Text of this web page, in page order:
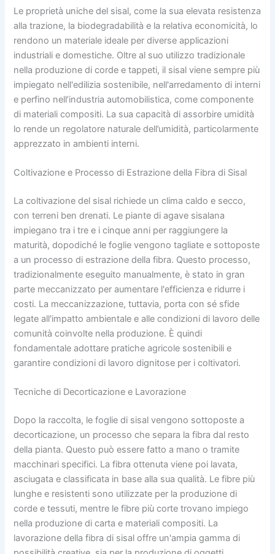
Le proprietà uniche del sisal, come la sua elevata resistenza
alla trazione, la biodegradabilità e la relativa economicità, lo
rendono un materiale ideale per diverse applicazioni
industriali e domestiche. Oltre al suo utilizzo tradizionale
nella produzione di corde e tappeti, il sisal viene sempre più
impiegato nell'edilizia sostenibile, nell'arredamento di interni
e perfino nell’industria automobilistica, come componente
di materiali compositi. La sua capacità di assorbire umidità
lo rende un regolatore naturale dell’umidità, particolarmente
apprezzato in ambienti interni.
Coltivazione e Processo di Estrazione della Fibra di Sisal
La coltivazione del sisal richiede un clima caldo e secco,
con terreni ben drenati. Le piante di agave sisalana
impiegano tra i tre e i cinque anni per raggiungere la
maturità, dopodiché le foglie vengono tagliate e sottoposte
a un processo di estrazione della fibra. Questo processo,
tradizionalmente eseguito manualmente, è stato in gran
parte meccanizzato per aumentare l'efficienza e ridurre i
costi. La meccanizzazione, tuttavia, porta con sé sfide
legate all'impatto ambientale e alle condizioni di lavoro delle
comunità coinvolte nella produzione. È quindi
fondamentale adottare pratiche agricole sostenibili e
garantire condizioni di lavoro dignitose per i coltivatori.
Tecniche di Decorticazione e Lavorazione
Dopo la raccolta, le foglie di sisal vengono sottoposte a
decorticazione, un processo che separa la fibra dal resto
della pianta. Questo può essere fatto a mano o tramite
macchinari specifici. La fibra ottenuta viene poi lavata,
asciugata e classificata in base alla sua qualità. Le fibre più
lunghe e resistenti sono utilizzate per la produzione di
corde e tessuti, mentre le fibre più corte trovano impiego
nella produzione di carta e materiali compositi. La
lavorazione della fibra di sisal offre un'ampia gamma di